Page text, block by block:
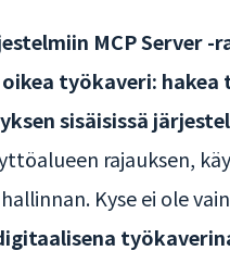
MCP Server
työkaveri:
sisäisissä
rajauksen,
Kyse ei ole